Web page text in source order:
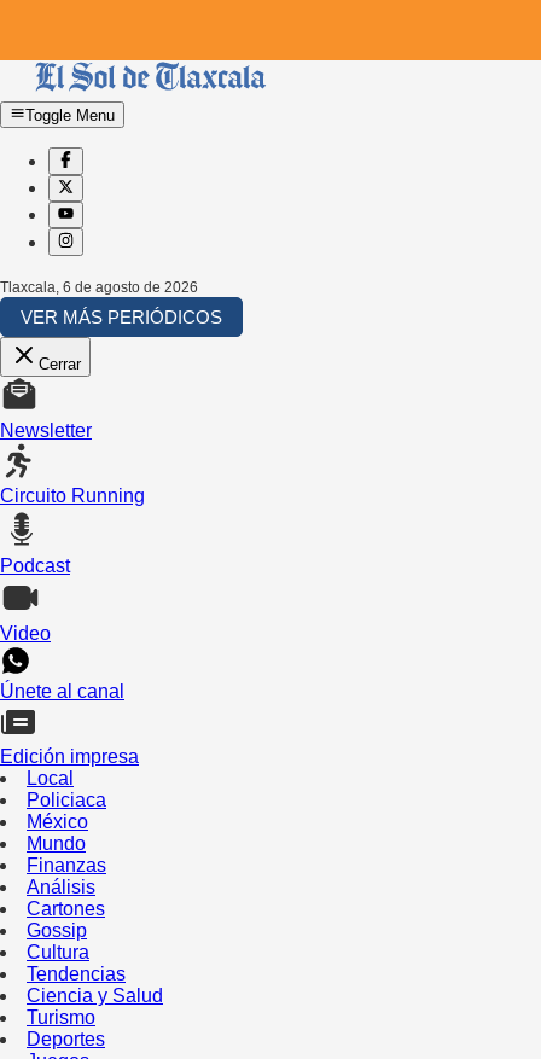
Toggle Menu
Tlaxcala 6 de agosto de 2026
VER MÁS PERIÓDICOS
Cerrar
Newsletter
Circuito Running
Podcast
Video
Únete al canal
Edición impresa
Local
Policiaca
México
Mundo
Finanzas
Análisis
Cartones
Gossip
Cultura
Tendencias
Ciencia y Salud
Turismo
Deportes